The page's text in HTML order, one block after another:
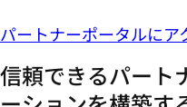
パートナーポータルにア
信頼できるパート